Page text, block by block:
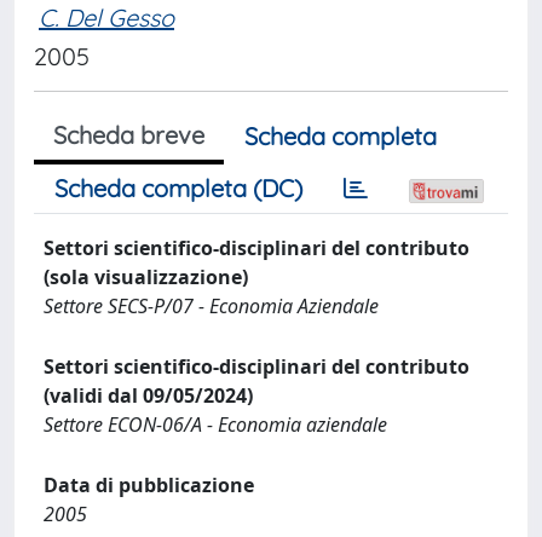
C. Del Gesso
2005
Scheda breve
Scheda completa
Scheda completa (DC)
Settori scientifico-disciplinari del contributo
(sola visualizzazione)
Settore SECS-P/07 - Economia Aziendale
Settori scientifico-disciplinari del contributo
(validi dal 09/05/2024)
Settore ECON-06/A - Economia aziendale
Data di pubblicazione
2005